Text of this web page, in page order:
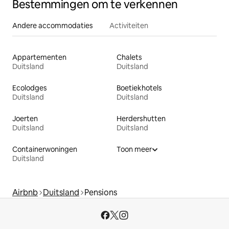
Bestemmingen om te verkennen
Andere accommodaties Activiteiten
Appartementen
Duitsland
Chalets
Duitsland
Ecolodges
Duitsland
Boetiekhotels
Duitsland
Joerten
Duitsland
Herdershutten
Duitsland
Containerwoningen
Duitsland
Toon meer
Airbnb Duitsland Pensions